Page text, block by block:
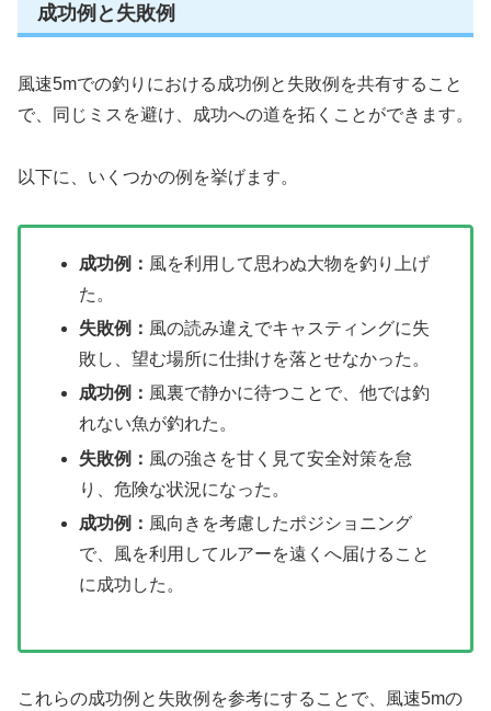
成功例と失敗例
風速5mでの釣りにおける成功例と失敗例を共有すること
で、同じミスを避け、成功への道を拓くことができます。
以下に、いくつかの例を挙げます。
成功例： 風を利用して思わぬ大物を釣り上げ
た。
失敗例： 風の読み違えでキャスティングに失
敗し、望む場所に仕掛けを落とせなかった。
成功例： 風裏で静かに待つことで、他では釣
れない魚が釣れた。
失敗例： 風の強さを甘く見て安全対策を怠
り、危険な状況になった。
成功例： 風向きを考慮したポジショニング
で、風を利用してルアーを遠くへ届けること
に成功した。
これらの成功例と失敗例を参考にすることで、風速5mの